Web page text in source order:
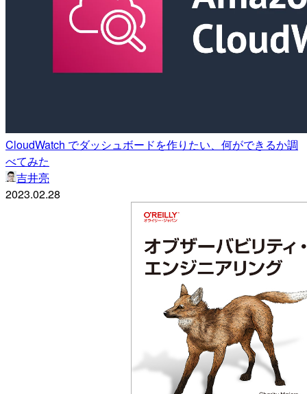
CloudWatch でダッシュボードを作りたい、何ができるか調
べてみた
吉井亮
2023.02.28